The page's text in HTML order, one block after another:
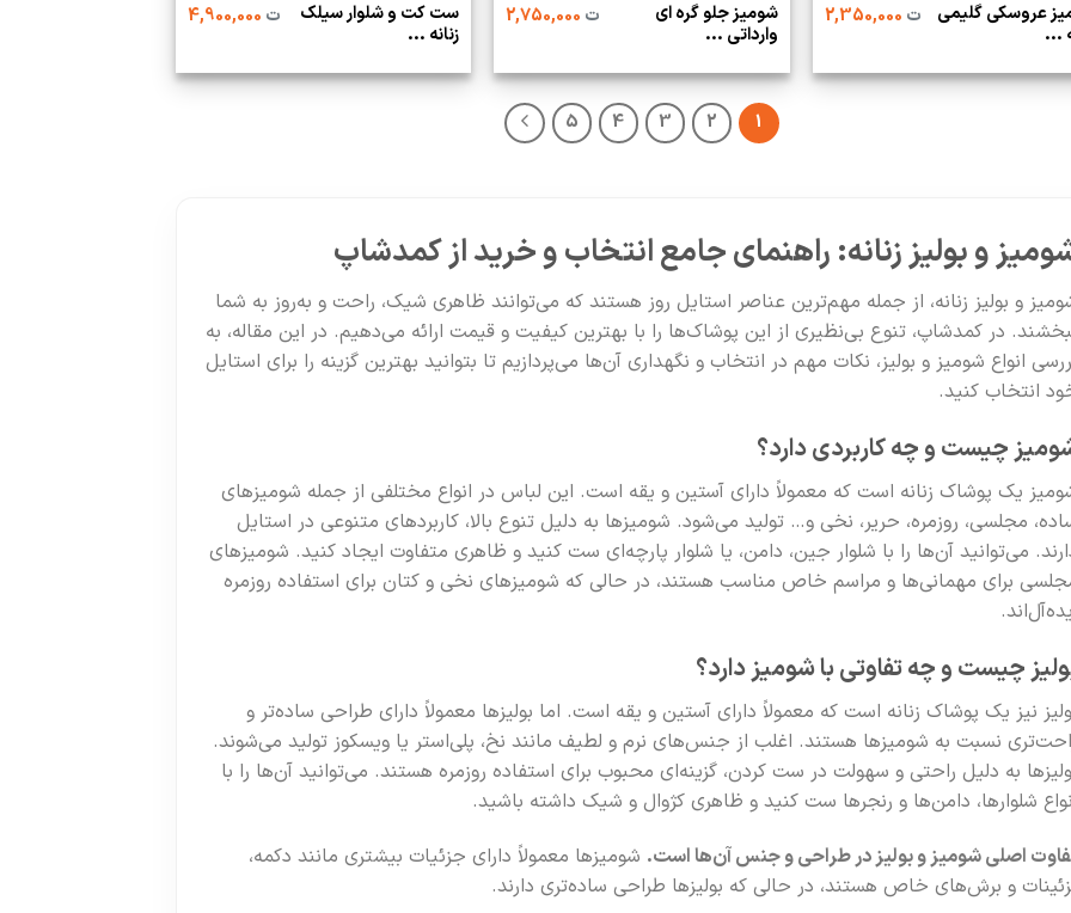
عروسکی گلیمی
...
ت
شومیز جلو گره ای
وارداتی ...
ت
ست کت و شلوار سیلک
زنانه ...
ت
1
2
3
4
5
و بولیز زنانه: راهنمای جامع انتخاب و خرید از کمدشاپ
و بولیز زنانه، از جمله مهم‌ترین عناصر استایل روز هستند که می‌توانند ظاهری شیک، راحت و به‌روز به شما
در کمدشاپ، تنوع بی‌نظیری از این پوشاک‌ها را با بهترین کیفیت و قیمت ارائه می‌دهیم. در این مقاله، به
انواع شومیز و بولیز، نکات مهم در انتخاب و نگهداری آن‌ها می‌پردازیم تا بتوانید بهترین گزینه را برای استایل
انتخاب کنید.
چیست و چه کاربردی دارد؟
یک پوشاک زنانه است که معمولاً دارای آستین و یقه است. این لباس در انواع مختلفی از جمله شومیزهای
مجلسی، روزمره، حریر، نخی و… تولید می‌شود. شومیزها به دلیل تنوع بالا، کاربردهای متنوعی در استایل
می‌توانید آن‌ها را با شلوار جین، دامن، یا شلوار پارچه‌ای ست کنید و ظاهری متفاوت ایجاد کنید. شومیزهای
برای مهمانی‌ها و مراسم خاص مناسب هستند، در حالی که شومیزهای نخی و کتان برای استفاده روزمره
چیست و چه تفاوتی با شومیز دارد؟
نیز یک پوشاک زنانه است که معمولاً دارای آستین و یقه است. اما بولیزها معمولاً دارای طراحی ساده‌تر و
نسبت به شومیزها هستند. اغلب از جنس‌های نرم و لطیف مانند نخ، پلی‌استر یا ویسکوز تولید می‌شوند.
به دلیل راحتی و سهولت در ست کردن، گزینه‌ای محبوب برای استفاده روزمره هستند. می‌توانید آن‌ها را با
شلوارها، دامن‌ها و رنجرها ست کنید و ظاهری کژوال و شیک داشته باشید.
اصلی شومیز و بولیز در طراحی و جنس آن‌ها است. شومیزها معمولاً دارای جزئیات بیشتری مانند دکمه،
و برش‌های خاص هستند، در حالی که بولیزها طراحی ساده‌تری دارند.